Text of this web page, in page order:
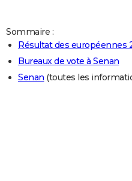
Guides de France
Escapades
Patrimoine
Expositions
Musées
Week-end nature
LIFESTYLE
Art de vivre
Bien-être
Loisirs
Mode
Modes de vie
Sommaire :
Résultat des européennes
Bureaux de vote à Senan
Senan (toutes les